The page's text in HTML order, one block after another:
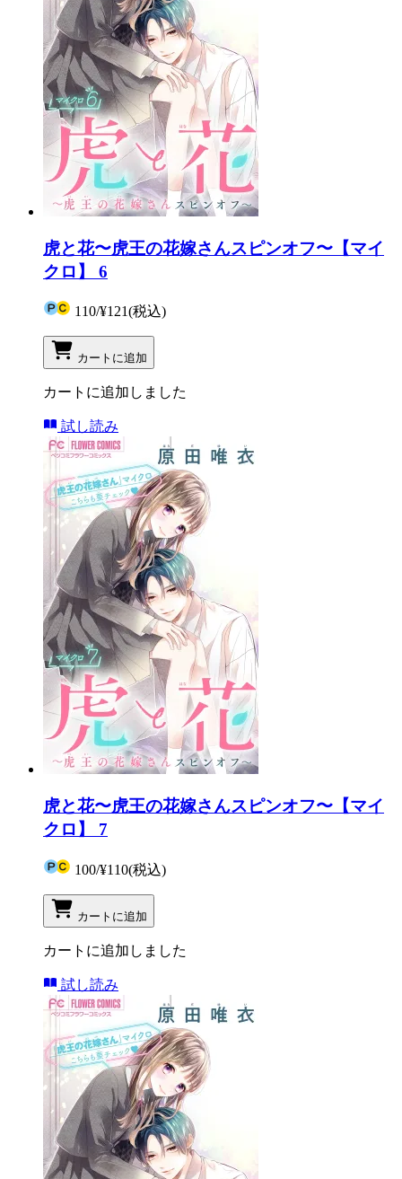
虎と花〜虎王の花嫁さんスピンオフ〜【マイ
クロ】 6
110/¥121(税込)
カートに追加
カートに追加しました
試し読み
虎と花〜虎王の花嫁さんスピンオフ〜【マイ
クロ】 7
100/¥110(税込)
カートに追加
カートに追加しました
試し読み